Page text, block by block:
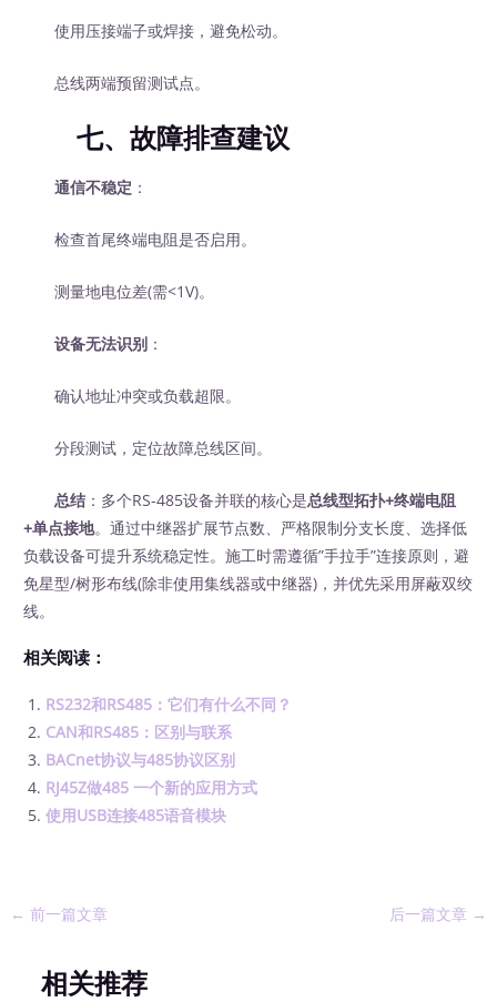
使用压接端子或焊接，避免松动。
总线两端预留测试点。
七、故障排查建议
通信不稳定 ：
检查首尾终端电阻是否启用。
测量地电位差(需<1V)。
设备无法识别 ：
确认地址冲突或负载超限。
分段测试，定位故障总线区间。
总结 ：多个RS-485设备并联的核心是总线型拓扑+终端电阻
+单点接地。通过中继器扩展节点数、严格限制分支长度、选择低
负载设备可提升系统稳定性。施工时需遵循”手拉手”连接原则，避
免星型/树形布线(除非使用集线器或中继器)，并优先采用屏蔽双绞
线。
相关阅读：
RS232和RS485：它们有什么不同？
CAN和RS485：区别与联系
BACnet协议与485协议区别
RJ45Z做485 一个新的应用方式
使用USB连接485语音模块
← 前一篇文章 后一篇文章 →
相关推荐